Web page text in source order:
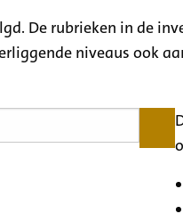
De rubrieken in de
niveaus ook